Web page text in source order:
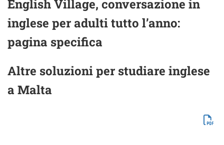
English Village, conversazione in
inglese per adulti tutto l’anno:
pagina specifica
Altre soluzioni per studiare inglese
a Malta